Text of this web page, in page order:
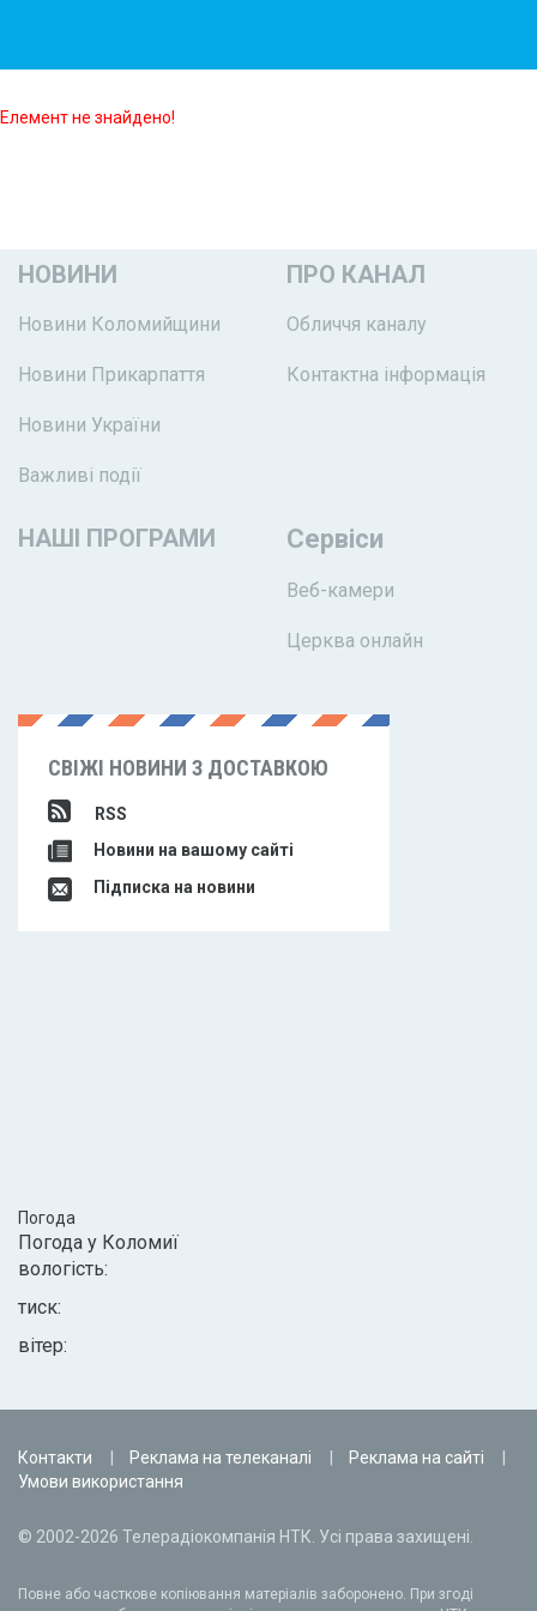
Елемент не знайдено!
НОВИНИ
Новини Коломийщини
Новини Прикарпаття
Новини України
Важливі події
ПРО КАНАЛ
Обличчя каналу
Контактна інформація
НАШІ ПРОГРАМИ Сервіси
Веб-камери
Церква онлайн
СВІЖІ НОВИНИ З ДОСТАВКОЮ
RSS
Новини на вашому сайті
Підписка на новини
Погода
Погода у Коломиї
вологість:
тиск:
вітер:
Контакти Реклама на телеканалі
Реклама на сайті
Умови використання
© 2002-2026 Телерадіокомпанія НТК. Усі права захищені.
Повне або часткове копіювання матеріалів заборонено. При згоді